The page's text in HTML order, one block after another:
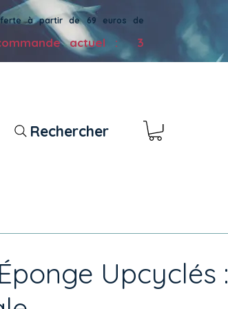
à partir de 69 euros de
actuel : 3
Rechercher
Upcyclés :